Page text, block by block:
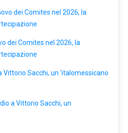
dei Comites nel 2026, la
dei Comites nel 2026, la
Vittorio Sacchi, un ‘italomessicano
a Vittorio Sacchi, un